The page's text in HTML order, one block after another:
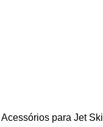
Acessórios para Jet Ski